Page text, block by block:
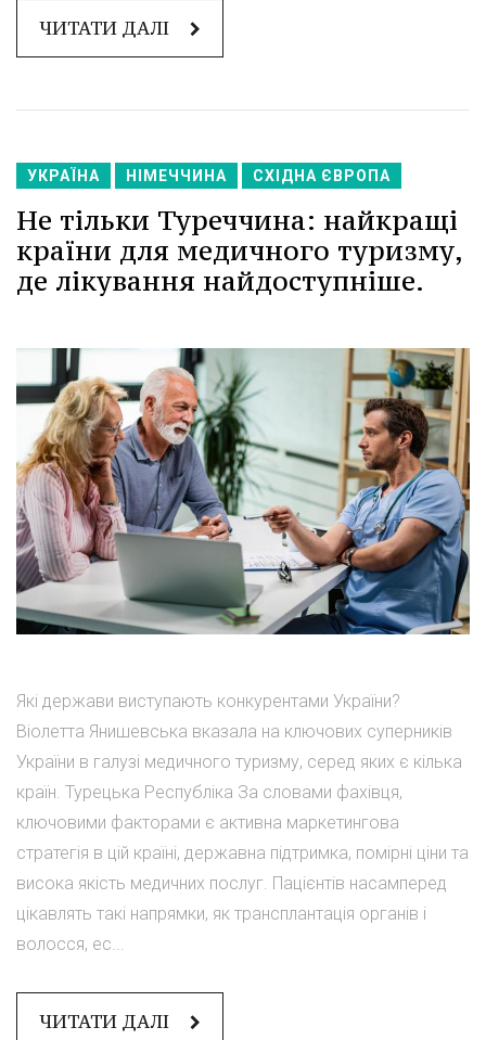
ЧИТАТИ ДАЛІ
УКРАЇНА НІМЕЧЧИНА СХІДНА ЄВРОПА
Не тільки Туреччина: найкращі
країни для медичного туризму,
де лікування найдоступніше.
Які держави виступають конкурентами України?
Віолетта Янишевська вказала на ключових суперників
України в галузі медичного туризму, серед яких є кілька
країн. Турецька Республіка За словами фахівця,
ключовими факторами є активна маркетингова
стратегія в цій країні, державна підтримка, помірні ціни та
висока якість медичних послуг. Пацієнтів насамперед
цікавлять такі напрямки, як трансплантація органів і
волосся, ес...
ЧИТАТИ ДАЛІ